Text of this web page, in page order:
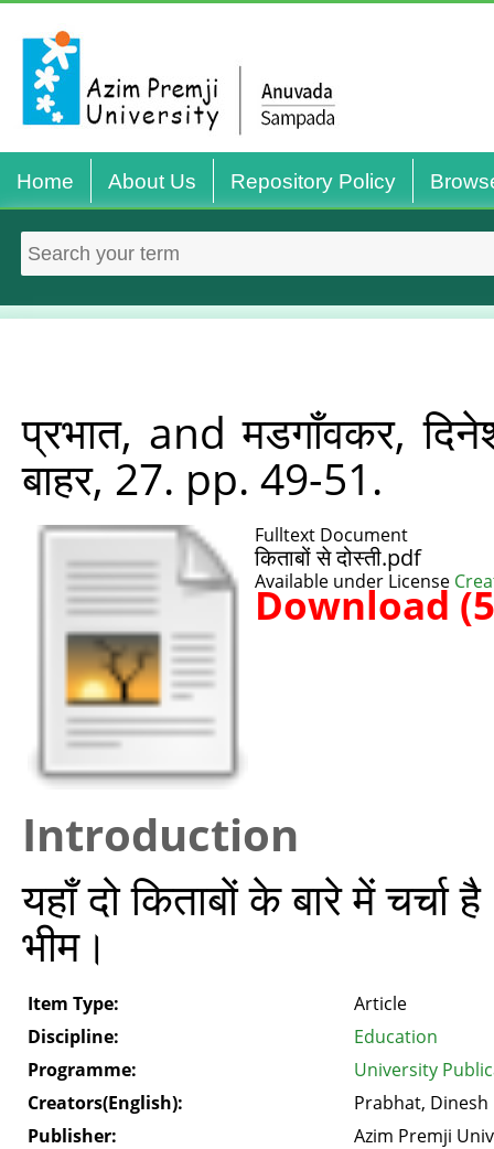
Home About Us Repository Policy
प्रभात, andमडगाँवकर,
बाहर, 27. pp. 49-51.
Fulltext Document
किताबों से दोस्ती.pdf
Available under License
Download
Introduction
यहाँ दो किताबों के बारे में
भीम।
Item Type:
Article
Discipline:
Education
Programme:
University
Creators(English):
Prabhat,
Publisher:
Azim Premji